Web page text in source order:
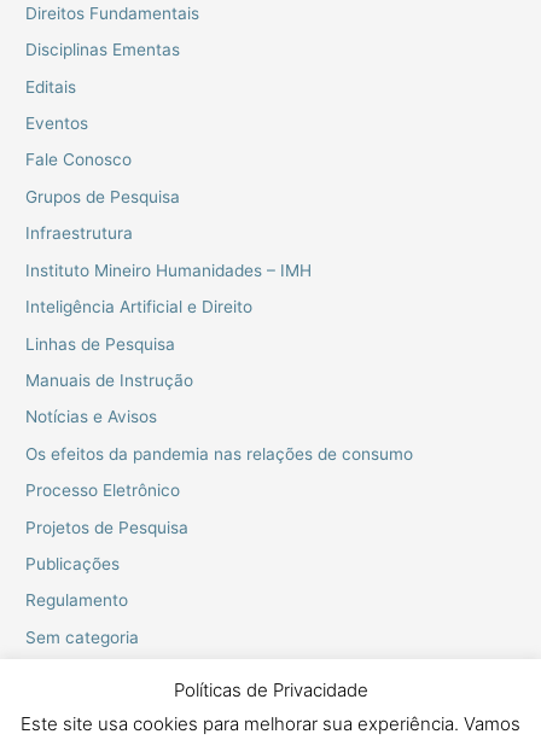
Direitos Fundamentais
Disciplinas Ementas
Editais
Eventos
Fale Conosco
Grupos de Pesquisa
Infraestrutura
Instituto Mineiro Humanidades – IMH
Inteligência Artificial e Direito
Linhas de Pesquisa
Manuais de Instrução
Notícias e Avisos
Os efeitos da pandemia nas relações de consumo
Processo Eletrônico
Projetos de Pesquisa
Publicações
Regulamento
Sem categoria
Políticas de Privacidade
Este site usa cookies para melhorar sua experiência. Vamos